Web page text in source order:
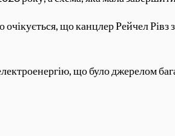
очікується, що канцлер Рейчел
що було джерелом